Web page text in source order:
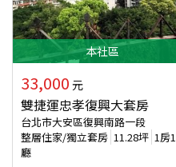
本社區
33,000 元
雙捷運忠孝復興大套房
台北市大安區復興南路一段
整層住家/獨立套房 11.28坪 1房1
廳